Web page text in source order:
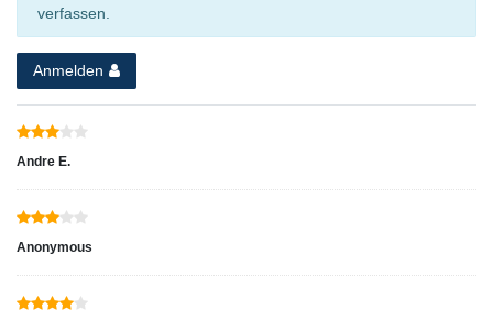
verfassen.
Anmelden
Andre E.
Anonymous